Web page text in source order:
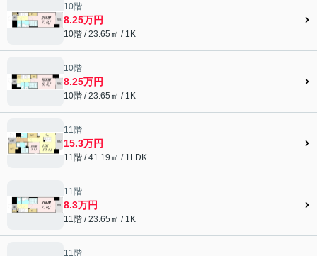
10階
8.25万円
10階 / 23.65㎡ / 1K
10階
8.25万円
10階 / 23.65㎡ / 1K
11階
15.3万円
11階 / 41.19㎡ / 1LDK
11階
8.3万円
11階 / 23.65㎡ / 1K
11階